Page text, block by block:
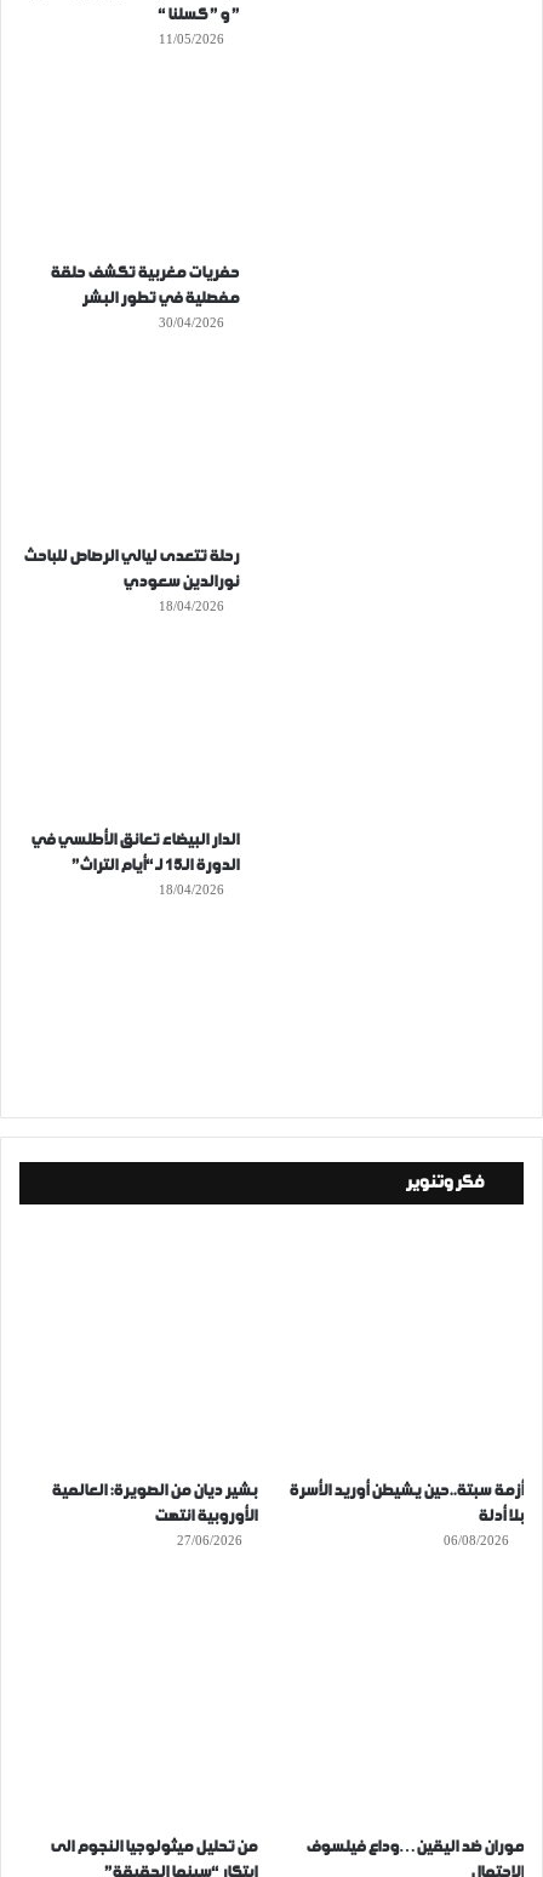
” و ” كسلنا “
11/05/2026
حفريات مغربية تكشف حلقة
مفصلية في تطور البشر
30/04/2026
رحلة تتعدى ليالي الرصاص للباحث
نورالدين سعودي
18/04/2026
الدار البيضاء تعانق الأطلسي في
الدورة الـ15 لـ “أيام التراث”
18/04/2026
فكر وتنوير
أزمة سبتة..حين يشيطن أوريد الأسرة
بلا أدلة
06/08/2026
بشير ديان من الصويرة: العالمية
الأوروبية انتهت
27/06/2026
موران ضد اليقين…وداع فيلسوف
الاحتمال
من تحليل ميثولوجيا النجوم الى
ابتكار “سينما الحقيقة”